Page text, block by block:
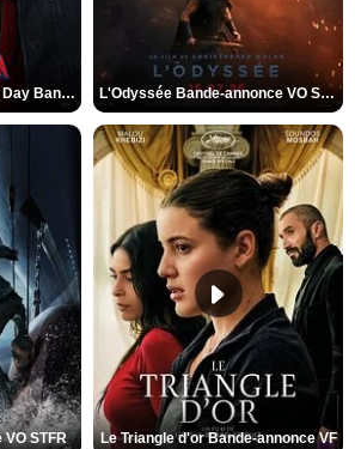
Spider-Man: Brand New Day Bande-annonce VO STFR L'Odyssée Bande-annonce VO STFR
STFR Le Triangle d'or Bande-annonce VF